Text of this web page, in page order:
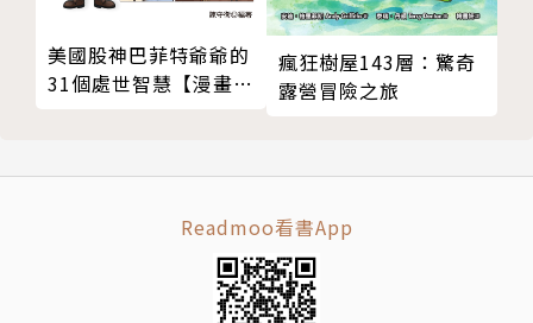
「很喜歡！」角落小夥伴們大聲的回答……
【角落小夥伴、角落小小夥伴就是這樣的】
累。
❤企鵝？：對自己是不是企鵝不太有把握。以前頭上好
像曾有個盤子…最喜歡小黃瓜。
❤白熊：從北方逃跑出來，怕冷又怕生的熊。窩在角落
喝一杯熱茶時，讓他感覺最平靜。
美國股神巴菲特爺爺的
31個處世智慧【漫畫好
瘋狂樹屋143層：驚奇
露營冒險之旅
Readmoo看書App